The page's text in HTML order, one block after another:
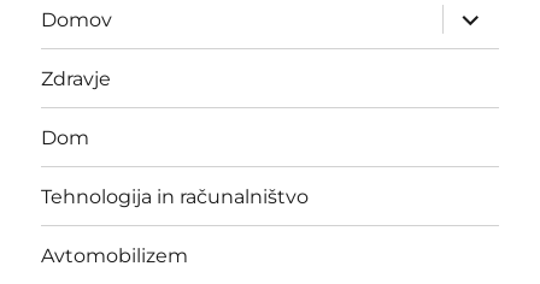
Domov
expand
child
menu
Zdravje
Dom
Tehnologija in računalništvo
Avtomobilizem